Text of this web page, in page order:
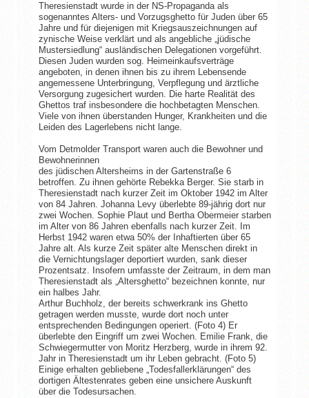
Theresienstadt wurde in der NS-Propaganda als
sogenanntes Alters- und Vorzugsghetto für Juden über 65
Jahre und für diejenigen mit Kriegsauszeichnungen auf
zynische Weise verklärt und als angebliche „jüdische
Mustersiedlung“ ausländischen Delegationen vorgeführt.
Diesen Juden wurden sog. Heimeinkaufsverträge
angeboten, in denen ihnen bis zu ihrem Lebensende
angemessene Unterbringung, Verpflegung und ärztliche
Versorgung zugesichert wurden. Die harte Realität des
Ghettos traf insbesondere die hochbetagten Menschen.
Viele von ihnen überstanden Hunger, Krankheiten und die
Leiden des Lagerlebens nicht lange.
Vom Detmolder Transport waren auch die Bewohner und
Bewohnerinnen
des jüdischen Altersheims in der Gartenstraße 6
betroffen. Zu ihnen gehörte Rebekka Berger. Sie starb in
Theresienstadt nach kurzer Zeit im Oktober 1942 im Alter
von 84 Jahren. Johanna Levy überlebte 89-jährig dort nur
zwei Wochen. Sophie Plaut und Bertha Obermeier starben
im Alter von 86 Jahren ebenfalls nach kurzer Zeit. Im
Herbst 1942 waren etwa 50% der Inhaftierten über 65
Jahre alt. Als kurze Zeit später alte Menschen direkt in
die Vernichtungslager deportiert wurden, sank dieser
Prozentsatz. Insofern umfasste der Zeitraum, in dem man
Theresienstadt als „Altersghetto“ bezeichnen konnte, nur
ein halbes Jahr.
Arthur Buchholz, der bereits schwerkrank ins Ghetto
getragen werden musste, wurde dort noch unter
entsprechenden Bedingungen operiert. (Foto 4) Er
überlebte den Eingriff um zwei Wochen. Emilie Frank, die
Schwiegermutter von Moritz Herzberg, wurde in ihrem 92.
Jahr in Theresienstadt um ihr Leben gebracht. (Foto 5)
Einige erhalten gebliebene „Todesfallerklärungen“ des
dortigen Ältestenrates geben eine unsichere Auskunft
über die Todesursachen.